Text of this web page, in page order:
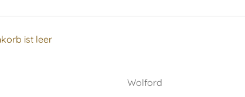
ist leer
Wolford